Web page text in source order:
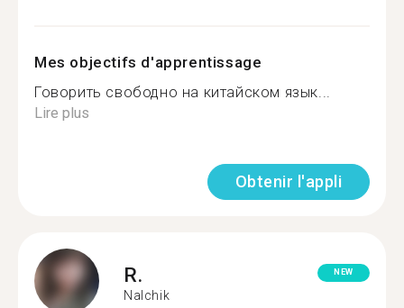
Mes objectifs d'apprentissage
Говорить свободно на китайском язык...
Lire plus
Obtenir l'appli
R.
Nalchik
NEW